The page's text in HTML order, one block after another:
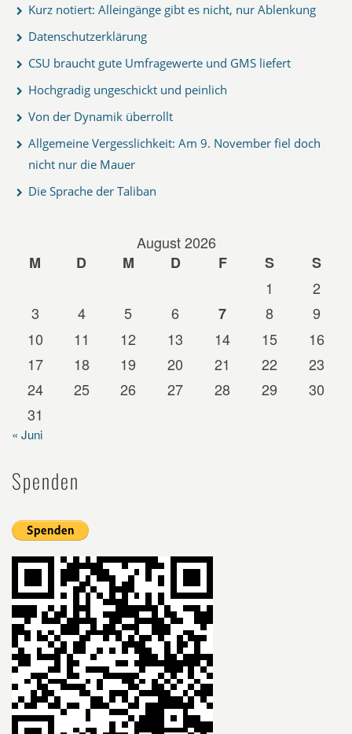
Kurz notiert: Alleingänge gibt es nicht, nur Ablenkung
Datenschutzerklärung
CSU braucht gute Umfragewerte und GMS liefert
Hochgradig ungeschickt und peinlich
Von der Dynamik überrollt
Allgemeine Vergesslichkeit: Am 9. November fiel doch
nicht nur die Mauer
Die Sprache der Taliban
August 2026
M
D M D F S
S
1
2
3
4 5 6 7 8
9
10
11 12 13 14 15
16
17
18 19 20 21 22
23
24
25 26 27 28 29
30
31
« Juni
Spenden